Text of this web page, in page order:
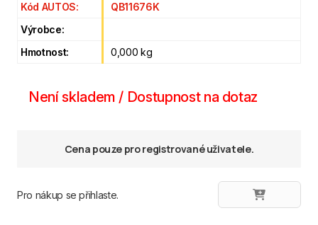
Kód AUTOS:
QB11676K
Výrobce:
Hmotnost:
0,000 kg
Není skladem / Dostupnost na dotaz
Cena pouze pro registrované uživatele.
Pro nákup se přihlaste.